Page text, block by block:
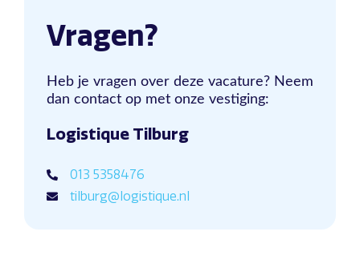
Vragen?
Heb je vragen over deze vacature? Neem
dan contact op met onze vestiging:
Logistique Tilburg
013 5358476
tilburg@logistique.nl